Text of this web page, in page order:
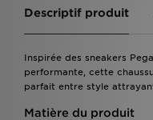
Descriptif produit
Inspirée des sneakers
performante, cette
parfait entre style
Matière du produit